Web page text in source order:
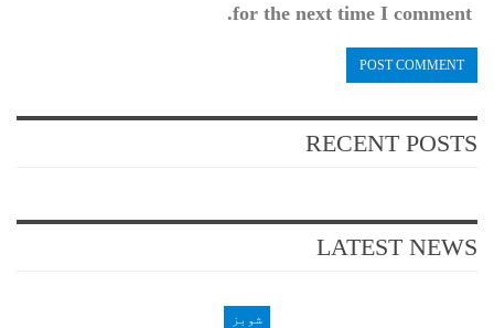
for the next time I comment.
RECENT POSTS
LATEST NEWS
شوبز